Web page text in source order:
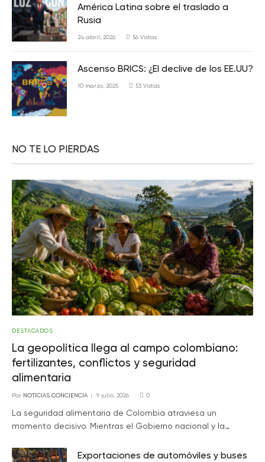
América Latina sobre el traslado a
Rusia
24 abril, 2026 56 Vistas
Ascenso BRICS: ¿El declive de los EE.UU?
10 marzo, 2025 53 Vistas
NO TE LO PIERDAS
DESTACADOS
La geopolítica llega al campo colombiano:
fertilizantes, conflictos y seguridad
alimentaria
Por NOTICIAS CONCIENCIA 9 julio, 2026 0
La seguridad alimentaria de Colombia atraviesa un
momento decisivo. Mientras el Gobierno nacional y la…
Exportaciones de automóviles y buses